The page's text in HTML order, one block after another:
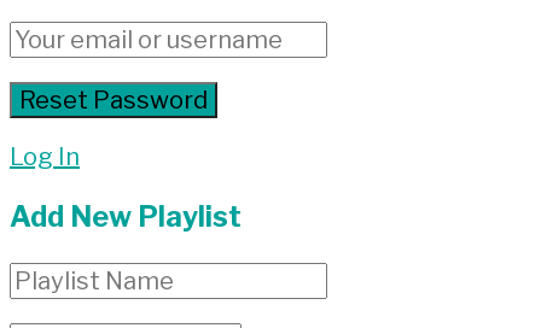
Log In
Add New Playlist